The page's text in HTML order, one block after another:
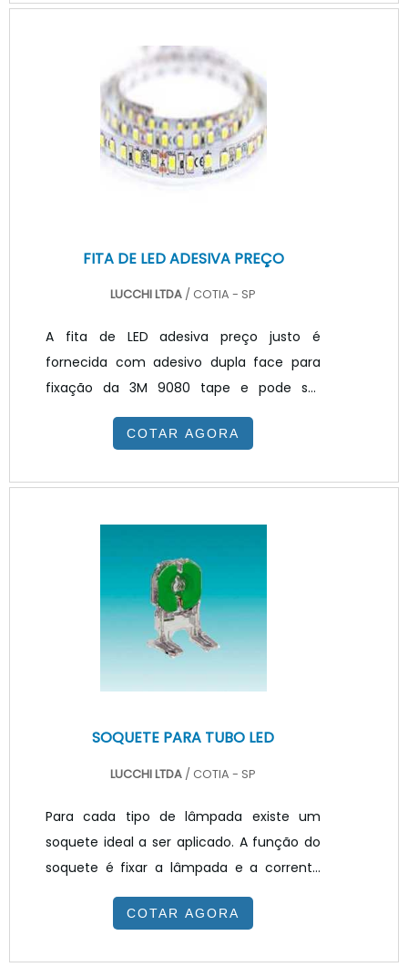
sendo que os casquilhos poderão ser de
superficial em níquel.ASPECTOS QUE
MERECEM SER DESTACADOS SOBRE O
PRODUTO O soquete é aplicado nas
lâmpadas de led. A procura por essa
tecnologia de iluminação aumenta,
FITA DE LED ADESIVA PREÇO
LUCCHI LTDA / COTIA - SP
A fita de LED adesiva preço justo é
fornecida com adesivo dupla face para
fixação da 3M 9080 tape e pode ser
conectada pelo início do módulo ou nos
pontos de divisão através de solda. Os
submetidos aos procedimentos de testes
iluminação residencial, iluminação
comercial, iluminação corporativa e para
iluminação de realce de superfícies. MAIS
CARACTERÍSTICAS E BENEFÍCIOS DO
COTAR AGORA
SOQUETE PARA TUBO LED
LUCCHI LTDA / COTIA - SP
Para cada tipo de lâmpada existe um
soquete ideal a ser aplicado. A função do
soquete é fixar a lâmpada e a corrente
elétrica e garantir o bom funcionamento
da luminária. Assim, quando encaixada em
COTAR AGORA